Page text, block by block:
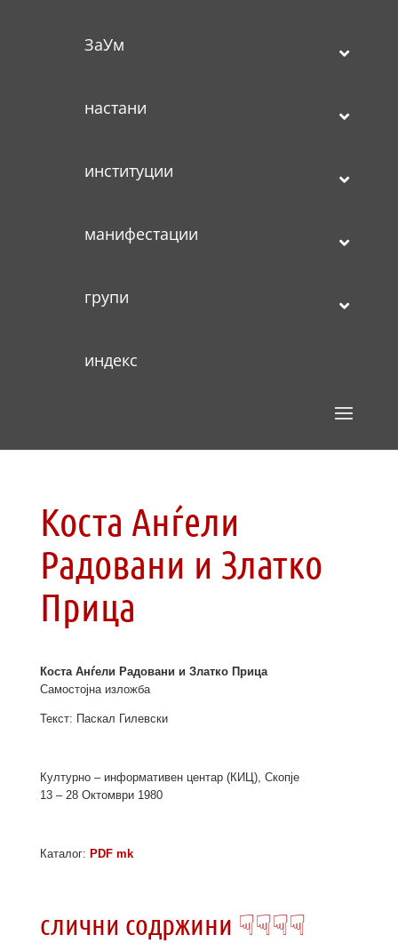
ЗаУм
настани
институции
манифестации
групи
индекс
Коста Анѓели
Радовани и Златко
Прица
Коста Анѓели Радовани и Златко Прица
Самостојна изложба
Текст: Паскал Гилевски
Културно – информативен центар (КИЦ), Скопје
13 – 28 Октомври 1980
Каталог: PDF mk
слични содржини ☟☟☟☟